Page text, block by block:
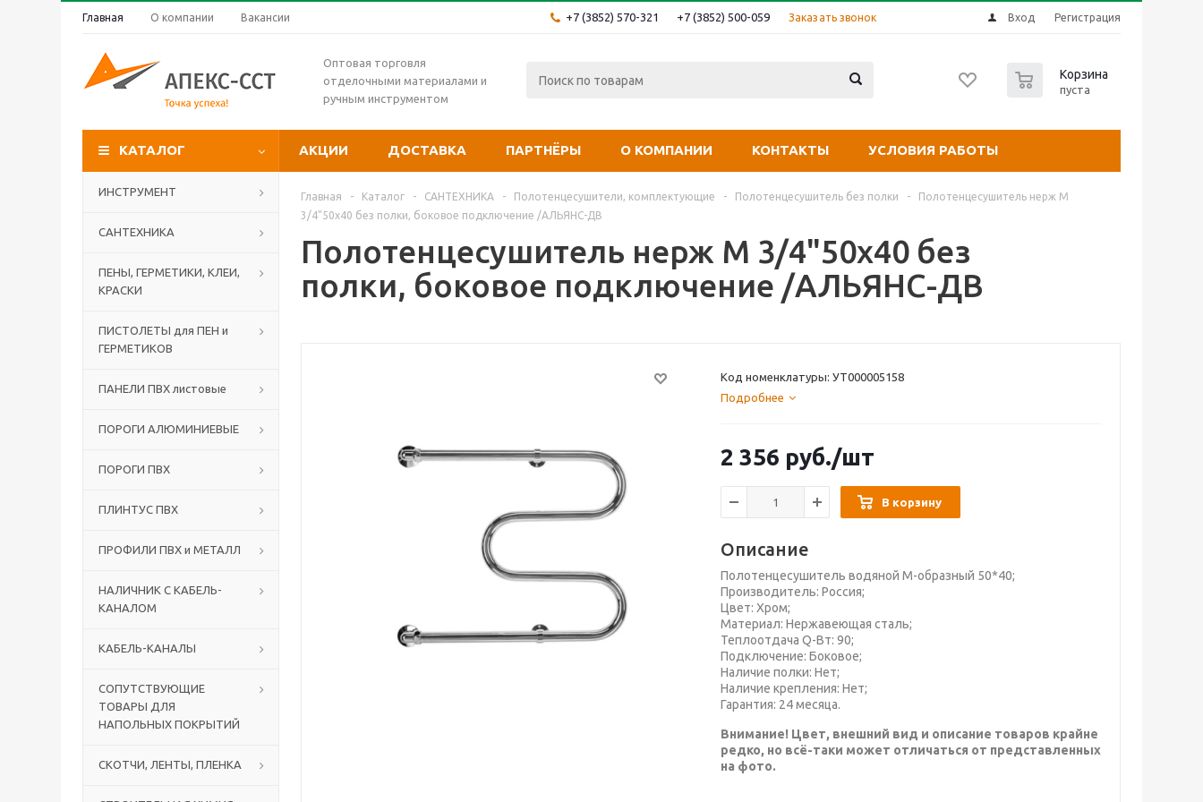
Главная О компании Вакансии +7 (3852) 570-321 +7 (3852) 500-059 Заказать звонок Вход Регистрация
Оптовая торговля
отделочными материалами и
ручным инструментом
Корзина
пуста
КАТАЛОГ АКЦИИ ДОСТАВКА ПАРТНЁРЫ О КОМПАНИИ КОНТАКТЫ УСЛОВИЯ РАБОТЫ
ИНСТРУМЕНТ
САНТЕХНИКА
ПЕНЫ, ГЕРМЕТИКИ, КЛЕИ,
КРАСКИ
ПИСТОЛЕТЫ для ПЕН и
ГЕРМЕТИКОВ
ПАНЕЛИ ПВХ листовые
ПОРОГИ АЛЮМИНИЕВЫЕ
ПОРОГИ ПВХ
ПЛИНТУС ПВХ
ПРОФИЛИ ПВХ и МЕТАЛЛ
НАЛИЧНИК С КАБЕЛЬ-
КАНАЛОМ
КАБЕЛЬ-КАНАЛЫ
СОПУТСТВУЮЩИЕ
ТОВАРЫ ДЛЯ
НАПОЛЬНЫХ ПОКРЫТИЙ
СКОТЧИ, ЛЕНТЫ, ПЛЕНКА
Главная - Каталог - САНТЕХНИКА - Полотенцесушители, комплектующие - Полотенцесушитель без полки -
Полотенцесушитель нерж М
3/4"50х40 без полки, боковое подключение /АЛЬЯНС-ДВ
Полотенцесушитель нерж М 3/4"50х40 без
полки, боковое подключение /АЛЬЯНС-ДВ
Код номенклатуры: УТ000005158
Подробнее
2 356 руб./шт
В корзину
Описание
Полотенцесушитель водяной М-образный 50*40;
Производитель: Россия;
Цвет: Хром;
Материал: Нержавеющая сталь;
Теплоотдача Q-Вт: 90;
Подключение: Боковое;
Наличие полки: Нет;
Наличие крепления: Нет;
Гарантия: 24 месяца.
Внимание! Цвет, внешний вид и описание товаров крайне
редко, но всё-таки может отличаться от представленных
на фото.